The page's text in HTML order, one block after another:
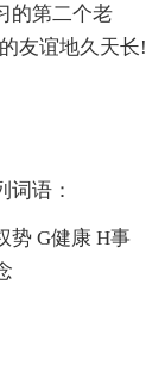
的第二个老
友谊地久天长!
词语：
势 G健康 H事